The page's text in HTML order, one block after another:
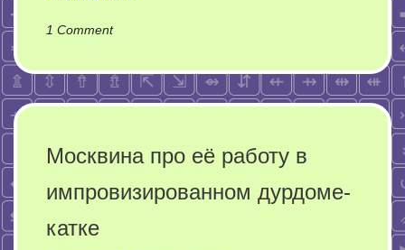
1 Commenton
Иран
обретает
за
ядерными
Москвина про её работу в
импровизированном дурдоме-
катке